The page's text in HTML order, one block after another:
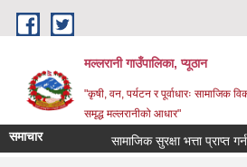
Skip to main content
मल्लरानी गाउँपालिका, प्यूठान
"कृषी, वन, पर्यटन र पूर्वाधारः सामाजिक
समृद्ध मल्लरानीको आधार"
समाचार सामाजिक सुरक्षा भत्ता प्राप्त